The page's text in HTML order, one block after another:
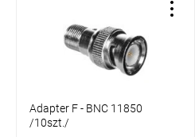
Adapter F - BNC 11850
/10szt./